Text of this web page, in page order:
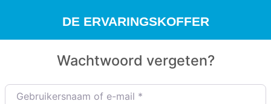
DE ERVARINGSKOFFER
Wachtwoord vergeten?
Gebruikersnaam of e-mail*